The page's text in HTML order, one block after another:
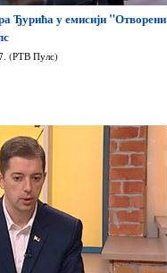
Ђурића у емисији "Отворени
(РТВ Пулс)